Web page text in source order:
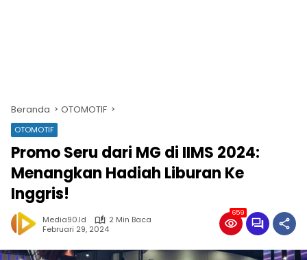
Beranda OTOMOTIF
OTOMOTIF
Promo Seru dari MG di IIMS 2024:
Menangkan Hadiah Liburan Ke
Inggris!
Media90.id
2 Min Baca
Februari 29, 2024
659